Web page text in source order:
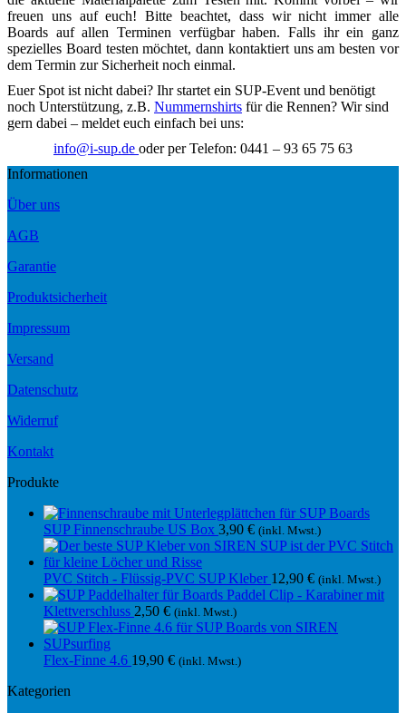
freuen uns auf euch! Bitte beachtet, dass wir nicht immer alle
Boards auf allen Terminen verfügbar haben. Falls ihr ein ganz
spezielles Board testen möchtet, dann kontaktiert uns am besten vor
dem Termin zur Sicherheit noch einmal.
Euer Spot ist nicht dabei? Ihr startet ein SUP-Event und benötigt
noch Unterstützung, z.B. Nummernshirts für die Rennen? Wir sind
gern dabei – meldet euch einfach bei uns:
info@i-sup.de oder per Telefon: 0441 – 93 65 75 63
Informationen
Über uns
AGB
Garantie
Produktsicherheit
Impressum
Versand
Datenschutz
Widerruf
Kontakt
Produkte
SUP Finnenschraube US Box 3,90 € (inkl. Mwst.)
PVC Stitch - Flüssig-PVC SUP Kleber 12,90 € (inkl. Mwst.)
Paddel Clip - Karabiner mit
Klettverschluss 2,50 € (inkl. Mwst.)
Flex-Finne 4.6 19,90 € (inkl. Mwst.)
Kategorien